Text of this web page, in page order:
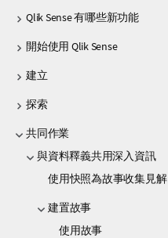
Qlik Sense 有哪些新功能
開始使用 Qlik Sense
建立
探索
共同作業
與資料釋義共用深入資訊
使用快照為故事收集見解
建置故事
使用故事